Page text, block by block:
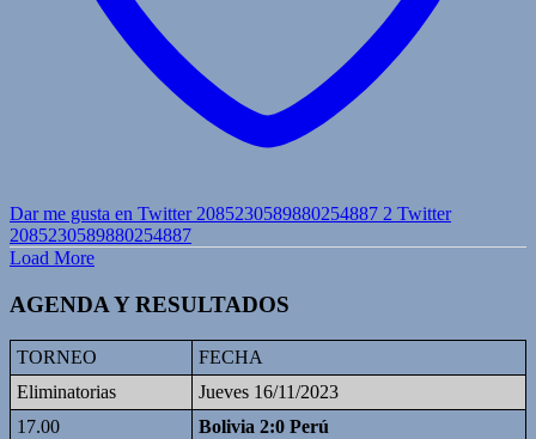
Dar me gusta en Twitter 2085230589880254887 2 Twitter
2085230589880254887
Load More
AGENDA Y RESULTADOS
TORNEO
FECHA
Eliminatorias
Jueves 16/11/2023
17.00
Bolivia 2:0 Perú